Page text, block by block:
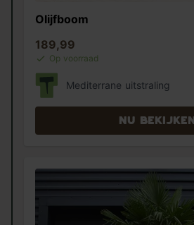
Olijfboom
189,99
Op voorraad
Mediterrane uitstraling
Nu bekijken